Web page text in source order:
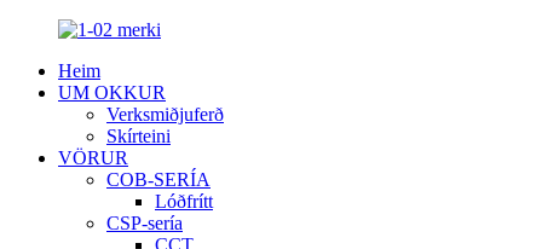
Heim
UM OKKUR
Verksmiðjuferð
Skírteini
VÖRUR
COB-SERÍA
Lóðfrítt
CSP-sería
CCT